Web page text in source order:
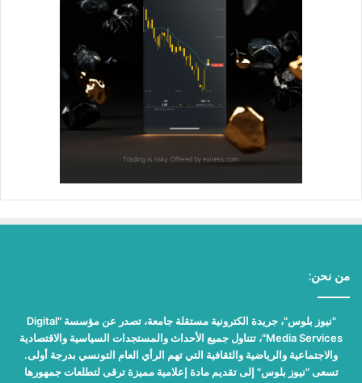
من نحن:
"نيوز بلوس"، جريدة الكترونية مستقلة جامعة، تصدر عن مؤسسة "Digital
Media Services"، تتناول جميع الأحداث والمستجدات السياسية والاقتصادية
والاجتماعية والرياضية والثقافية التي تهم الرأي العام التونسي بدرجة أولى.
تسعى "نيوز بلوس" إلى تقديم مادة إعلامية مميزة ترقى لتطلعات جمهورها